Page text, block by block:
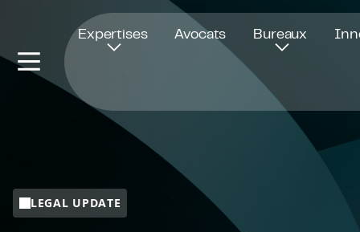
Expertises Avocats Bureaux
LEGAL UPDATE
Ouvre dans une nouvelle fenêtre